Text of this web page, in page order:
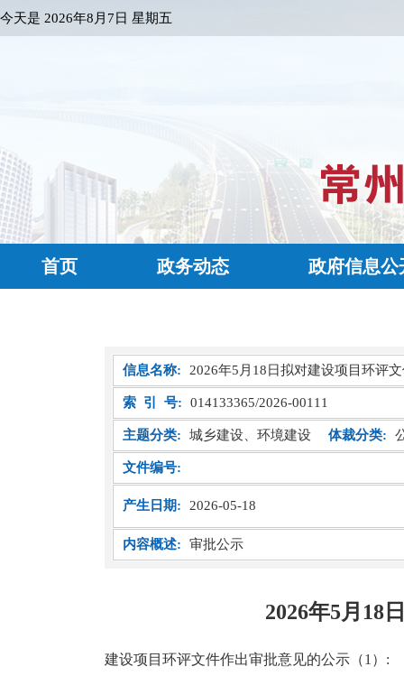
今天是 2026年8月7日 星期五
首页 政务动态 政府信息公
信息名称: 2026年5月18日拟对建设项目环评
索 引 号: 014133365/2026-00111
主题分类: 城乡建设、环境建设 体裁分类:
文件编号:
产生日期: 2026-05-18
内容概述: 审批公示
2026年5月18
建设项目环评文件作出审批意见的公示（1）: